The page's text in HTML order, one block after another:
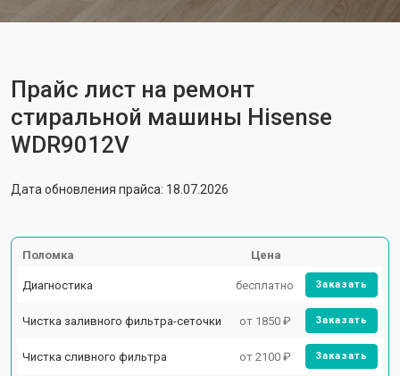
Прайс лист на ремонт
стиральной машины Hisense
WDR9012V
Дата обновления прайса: 18.07.2026
Поломка Цена
Диагностика бесплатно Заказать
Чистка заливного фильтра-сеточки от 1850 ₽ Заказать
Чистка сливного фильтра от 2100 ₽ Заказать